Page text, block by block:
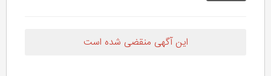
این آگهی منقضی شده است